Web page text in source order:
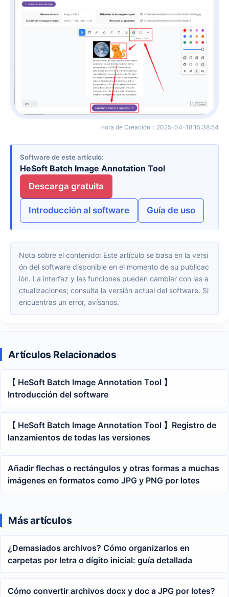
Hora de Creación ： 2025-04-18 15:38:54
Software de este artículo
HeSoft Batch Image Annotation Tool
Descarga gratuita
Introducción al software Guía de uso
Nota sobre el contenido: Este artículo se basa en la versi
ón del software disponible en el momento de su publicac
ión. La interfaz y las funciones pueden cambiar con las a
ctualizaciones; consulta la versión actual del software. Si
encuentras un error, avísanos.
Artículos Relacionados
【 HeSoft Batch Image Annotation Tool 】
Introducción del software
【 HeSoft Batch Image Annotation Tool 】Registro de
lanzamientos de todas las versiones
Añadir flechas o rectángulos y otras formas a muchas
imágenes en formatos como JPG y PNG por lotes
Más artículos
¿Demasiados archivos? Cómo organizarlos en
carpetas por letra o dígito inicial: guía detallada
Cómo convertir archivos docx y doc a JPG por lotes?